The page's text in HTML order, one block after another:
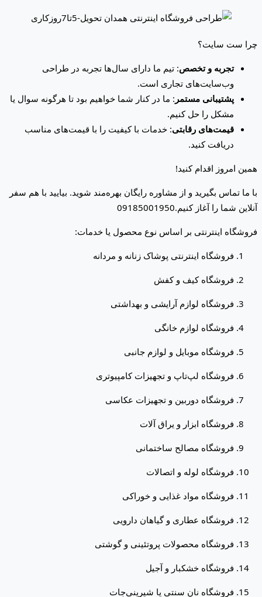
چرا ست سایت؟
تجربه و تخصص: تیم ما دارای سال‌ها تجربه در طراحی
وب‌سایت‌های تجاری است.
پشتیبانی مستمر : ما در کنار شما خواهیم بود تا هرگونه سوال یا
مشکل را حل کنیم.
قیمت‌های رقابتی: خدمات با کیفیت را با قیمت‌های مناسب
دریافت کنید.
همین امروز اقدام کنید!
با ما تماس بگیرید و از مشاوره رایگان بهره‌مند شوید. بیایید با هم سفر
آنلاین شما را آغاز کنیم.09185001950
فروشگاه اینترنتی بر اساس نوع محصول یا خدمات:
فروشگاه اینترنتی پوشاک زنانه و مردانه
فروشگاه کیف و کفش
فروشگاه لوازم آرایشی و بهداشتی
فروشگاه لوازم خانگی
فروشگاه موبایل و لوازم جانبی
فروشگاه لپ‌تاپ و تجهیزات کامپیوتری
فروشگاه دوربین و تجهیزات عکاسی
فروشگاه ابزار و یراق آلات
فروشگاه مصالح ساختمانی
فروشگاه لوله و اتصالات
فروشگاه مواد غذایی و خوراکی
فروشگاه عطاری و گیاهان دارویی
فروشگاه محصولات پروتئینی و گوشتی
فروشگاه خشکبار و آجیل
فروشگاه نان سنتی یا شیرینی‌جات